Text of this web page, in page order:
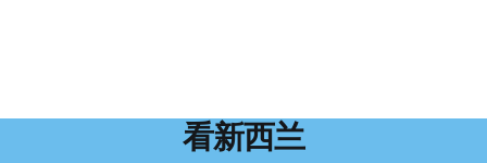
所需的英语门槛。 De Guzman选择了另一项考试——
Pearson Test of English，最终成绩是45分，而申请要求是58
纽币，员工索赔金额仍在核算中。 整体债务规模，已经逼近
看新西兰